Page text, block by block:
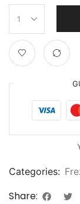
Categories:
Share: